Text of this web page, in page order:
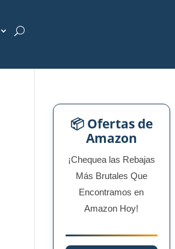
📦 Ofertas de
Amazon
¡Chequea las Rebajas
Más Brutales Que
Encontramos en
Amazon Hoy!